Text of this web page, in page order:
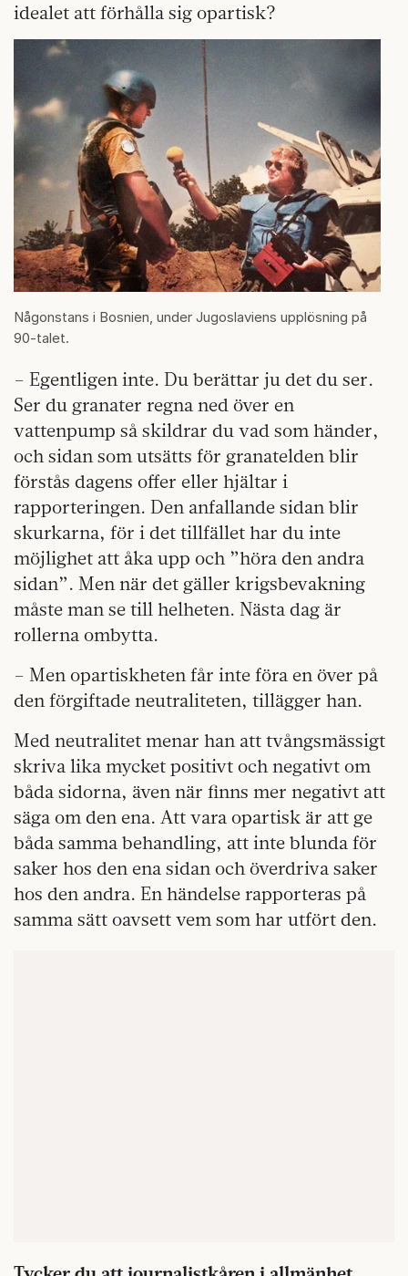
idealet att förhålla sig opartisk?
Någonstans i Bosnien, under Jugoslaviens upplösning på
90-talet.
– Egentligen inte. Du berättar ju det du ser.
Ser du granater regna ned över en
vattenpump så skildrar du vad som händer,
och sidan som utsätts för granatelden blir
förstås dagens offer eller hjältar i
rapporteringen. Den anfallande sidan blir
skurkarna, för i det tillfället har du inte
möjlighet att åka upp och ”höra den andra
sidan”. Men när det gäller krigsbevakning
måste man se till helheten. Nästa dag är
rollerna ombytta.
– Men opartiskheten får inte föra en över på
den förgiftade neutraliteten, tillägger han.
Med neutralitet menar han att tvångsmässigt
skriva lika mycket positivt och negativt om
båda sidorna, även när finns mer negativt att
säga om den ena. Att vara opartisk är att ge
båda samma behandling, att inte blunda för
saker hos den ena sidan och överdriva saker
hos den andra. En händelse rapporteras på
samma sätt oavsett vem som har utfört den.